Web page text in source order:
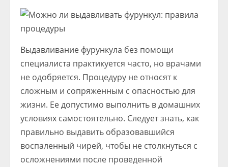
Выдавливание фурункула без помощи
специалиста практикуется часто, но врачами
не одобряется. Процедуру не относят к
сложным и сопряженным с опасностью для
жизни. Ее допустимо выполнить в домашних
условиях самостоятельно. Следует знать, как
правильно выдавить образовавшийся
воспаленный чирей, чтобы не столкнуться с
осложнениями после проведенной